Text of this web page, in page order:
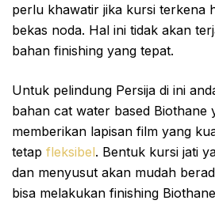
perlu khawatir jika kursi terkena
bekas noda. Hal ini tidak akan
bahan finishing yang tepat.
Untuk pelindung Persija di ini
bahan cat water based Biothane
memberikan lapisan film yang
tetap fleksibel. Bentuk kursi jati
dan menyusut akan mudah
bisa melakukan finishing